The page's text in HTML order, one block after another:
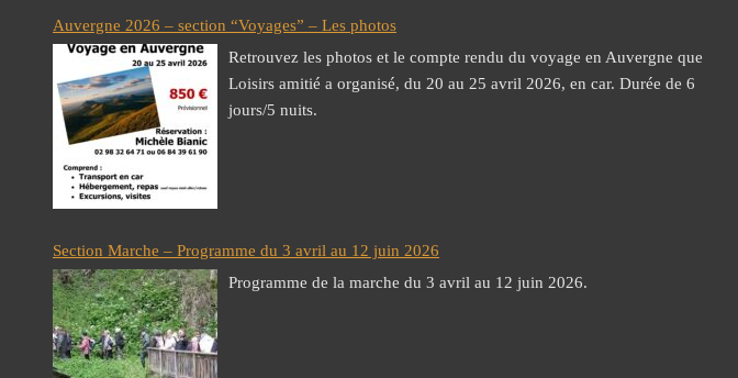
Auvergne 2026 – section “Voyages” – Les photos
Retrouvez les photos et le compte rendu du voyage en Auvergne que
Loisirs amitié a organisé, du 20 au 25 avril 2026, en car. Durée de 6
jours/5 nuits.
Section Marche – Programme du 3 avril au 12 juin 2026
Programme de la marche du 3 avril au 12 juin 2026.